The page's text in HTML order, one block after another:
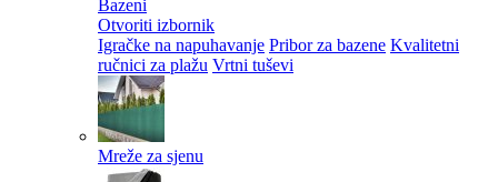
Bazeni
Otvoriti izbornik
Igračke na napuhavanje Pribor za bazene Kvalitetni
ručnici za plažu Vrtni tuševi
Mreže za sjenu